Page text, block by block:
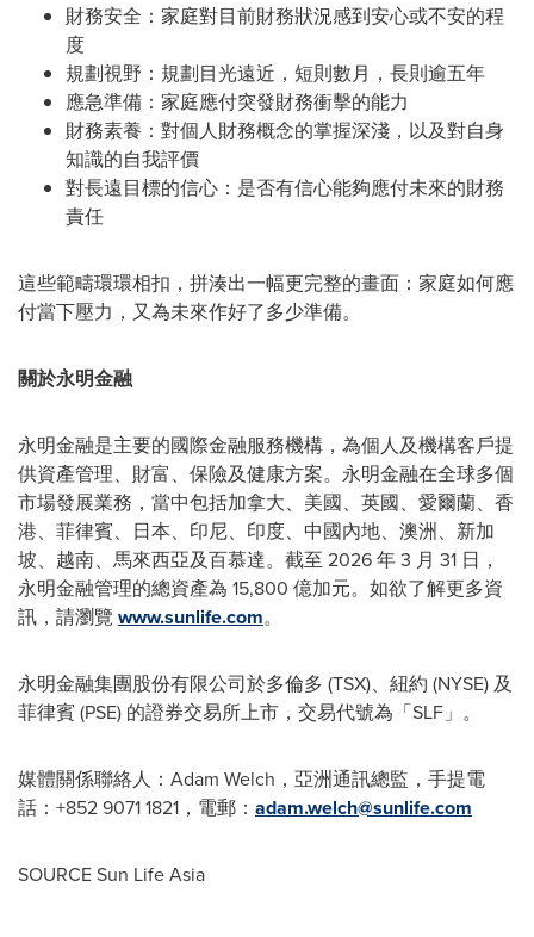
財務安全：家庭對目前財務狀況感到安心或不安的程
度
規劃視野：規劃目光遠近，短則數月，長則逾五年
應急準備：家庭應付突發財務衝擊的能力
財務素養：對個人財務概念的掌握深淺，以及對自身
知識的自我評價
對長遠目標的信心：是否有信心能夠應付未來的財務
責任
這些範疇環環相扣，拼湊出一幅更完整的畫面：家庭如何應
付當下壓力，又為未來作好了多少準備。
關於永明金融
永明金融是主要的國際金融服務機構，為個人及機構客戶提
供資產管理、財富、保險及健康方案。永明金融在全球多個
市場發展業務，當中包括加拿大、美國、英國、愛爾蘭、香
港、菲律賓、日本、印尼、印度、中國內地、澳洲、新加
坡、越南、馬來西亞及百慕達。截至 2026 年 3 月 31 日，
永明金融管理的總資產為 15,800 億加元。如欲了解更多資
訊，請瀏覽 www.sunlife.com。
永明金融集團股份有限公司於多倫多 (TSX)、紐約 (NYSE) 及
菲律賓 (PSE) 的證券交易所上市，交易代號為「SLF」。
媒體關係聯絡人：Adam Welch，亞洲通訊總監，手提電
話：+852 9071 1821，電郵： adam.welch@sunlife.com
SOURCE Sun Life Asia